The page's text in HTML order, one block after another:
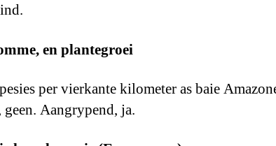
en plantegroei
per vierkante kilometer as baie
Aangrypend, ja.